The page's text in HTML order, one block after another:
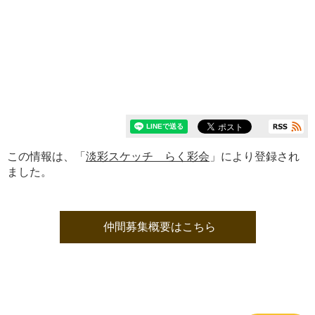
この情報は、「 淡彩スケッチ らく彩会 」により登録され
ました。
仲間募集概要はこちら